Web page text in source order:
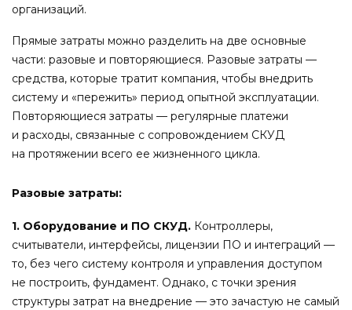
организаций.
Прямые затраты можно разделить на две основные
части: разовые и повторяющиеся. Разовые затраты —
средства, которые тратит компания, чтобы внедрить
систему и «пережить» период опытной эксплуатации.
Повторяющиеся затраты — регулярные платежи
и расходы, связанные с сопровождением СКУД
на протяжении всего ее жизненного цикла.
Разовые затраты:
1. Оборудование и ПО СКУД. Контроллеры,
считыватели, интерфейсы, лицензии ПО и интеграций —
то, без чего систему контроля и управления доступом
не построить, фундамент. Однако, с точки зрения
структуры затрат на внедрение — это зачастую не самый